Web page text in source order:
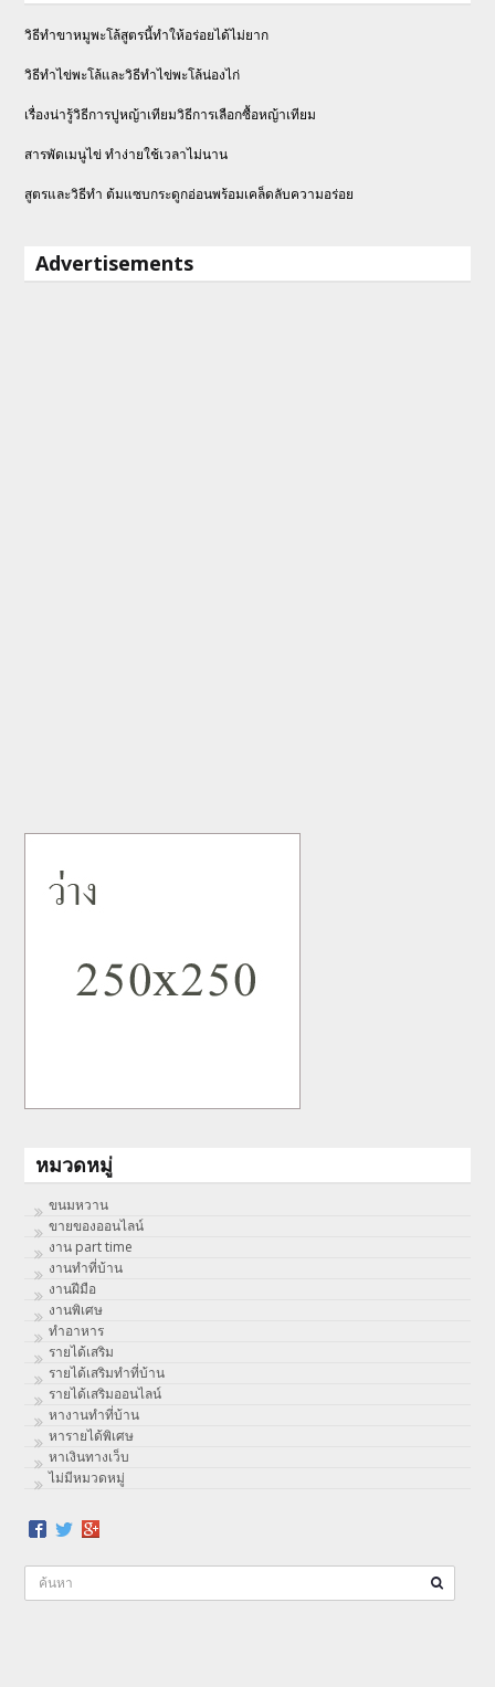
วิธีทำขาหมูพะโล้สูตรนี้ทำให้อร่อยได้ไม่ยาก
วิธีทําไข่พะโล้และวิธีทำไข่พะโล้น่องไก่
เรื่องน่ารู้วิธีการปูหญ้าเทียมวิธีการเลือกซื้อหญ้าเทียม
สารพัดเมนูไข่ ทำง่ายใช้เวลาไม่นาน
สูตรและวิธีทำ ต้มแซบกระดูกอ่อนพร้อมเคล็ดลับความอร่อย
Advertisements
หมวดหมู่
ขนมหวาน
ขายของออนไลน์
งาน part time
งานทําที่บ้าน
งานฝีมือ
งานพิเศษ
ทําอาหาร
รายได้เสริม
รายได้เสริมทำที่บ้าน
รายได้เสริมออนไลน์
หางานทำที่บ้าน
หารายได้พิเศษ
หาเงินทางเว็บ
ไม่มีหมวดหมู่